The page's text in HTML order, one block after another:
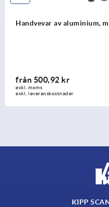
Handvevar av aluminium,
från 500,92 kr
exkl. moms
exkl. leveranskostnader
KIPP